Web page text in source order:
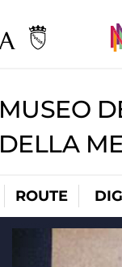
MUSEO
DELLA
ROUTE